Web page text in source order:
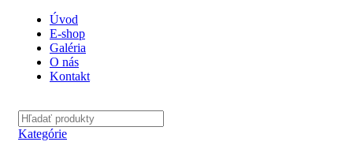
Úvod
E-shop
Galéria
O nás
Kontakt
Kategórie